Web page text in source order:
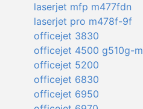
laserjet mfp m477fdn
laserjet pro m478f-9f
officejet 3830
officejet 4500 g510g-m
officejet 5200
officejet 6830
officejet 6950